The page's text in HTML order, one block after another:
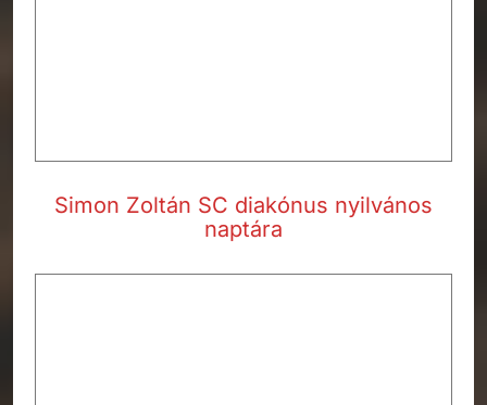
Simon Zoltán SC diakónus nyilvános
naptára